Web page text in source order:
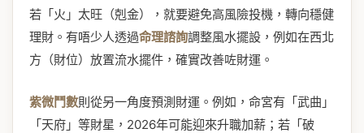
若「火」太旺（剋金），就要避免高風險投機，轉向穩健
理財。有唔少人透過命理諮詢調整風水擺設，例如在西北
方（財位）放置流水擺件，確實改善咗財運。
紫微鬥數則從另一角度預測財運。例如，命宮有「武曲」
「天府」等財星，2026年可能迎來升職加薪；若「破